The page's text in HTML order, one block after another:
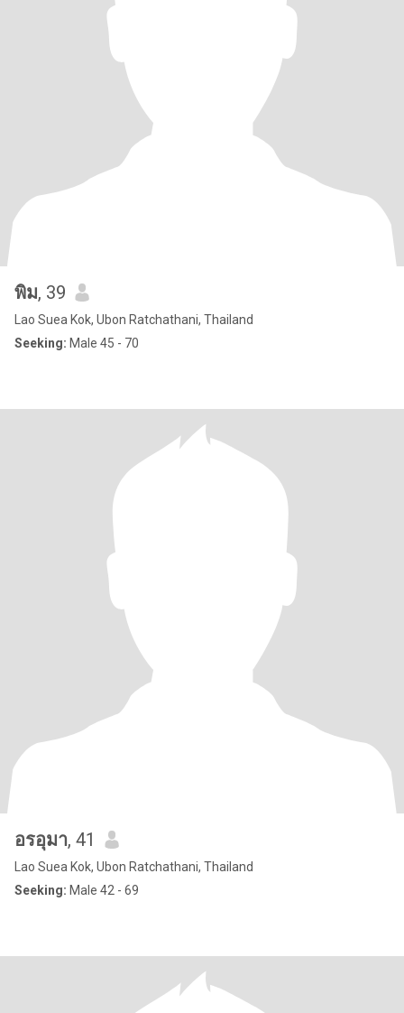
พิม, 39
Lao Suea Kok, Ubon Ratchathani, Thailand
Seeking: Male 45 - 70
อรอุมา, 41
Lao Suea Kok, Ubon Ratchathani, Thailand
Seeking: Male 42 - 69